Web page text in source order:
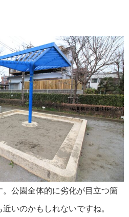
公園全体的に劣化が目立つ箇
いのかもしれないですね。